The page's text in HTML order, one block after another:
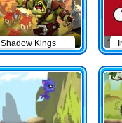
Shadow Kings